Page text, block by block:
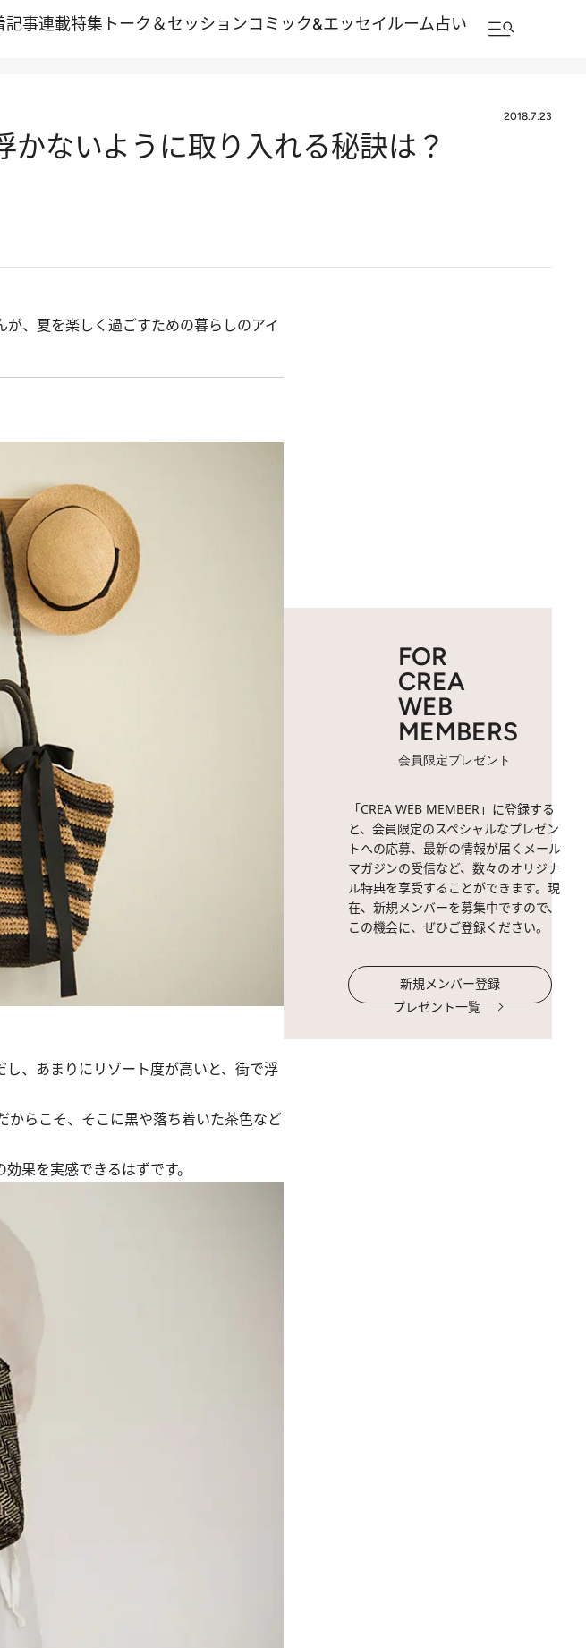
記事連載特集 トーク＆セッションコミック&エッセイルーム占い
2018.7.23
ないように取り入れる秘訣は？
、夏を楽しく過ごすための暮らしのアイ
、あまりにリゾート度が高いと、街で浮
らこそ、そこに黒や落ち着いた茶色など
果を実感できるはずです。
FOR
CREA
WEB
MEMBERS
会員限定プレゼント
「CREA WEB MEMBER」に登録する
と、会員限定のスペシャルなプレゼン
トへの応募、最新の情報が届くメール
マガジンの受信など、数々のオリジナ
ル特典を享受することができます。現
在、新規メンバーを募集中ですので、
この機会に、ぜひご登録ください。
新規メンバー登録
プレゼント一覧